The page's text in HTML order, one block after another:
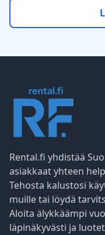
Rental.fi yhdistää
asiakkaat yhteen
Tehosta kalustosi
muille tai löydä
Aloita älykkäämpi
läpinäkyvästi ja